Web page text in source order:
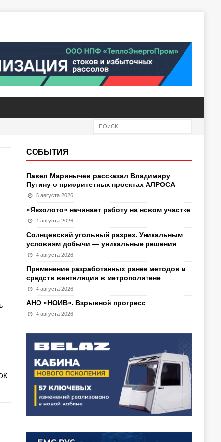
СОБЫТИЯ
Павел Маринычев рассказал Владимиру
Путину о приоритетных проектах АЛРОСА
5 августа 2026
«Янзолото» начинает работу на новом участке
4 августа 2026
Солнцевский угольный разрез. Уникальным
условиям добычи — уникальные решения
4 августа 2026
Применение разработанных ранее методов и
средств вентиляции в метрополитене
4 августа 2026
АНО «НОИВ». Взрывной прогресс
4 августа 2026